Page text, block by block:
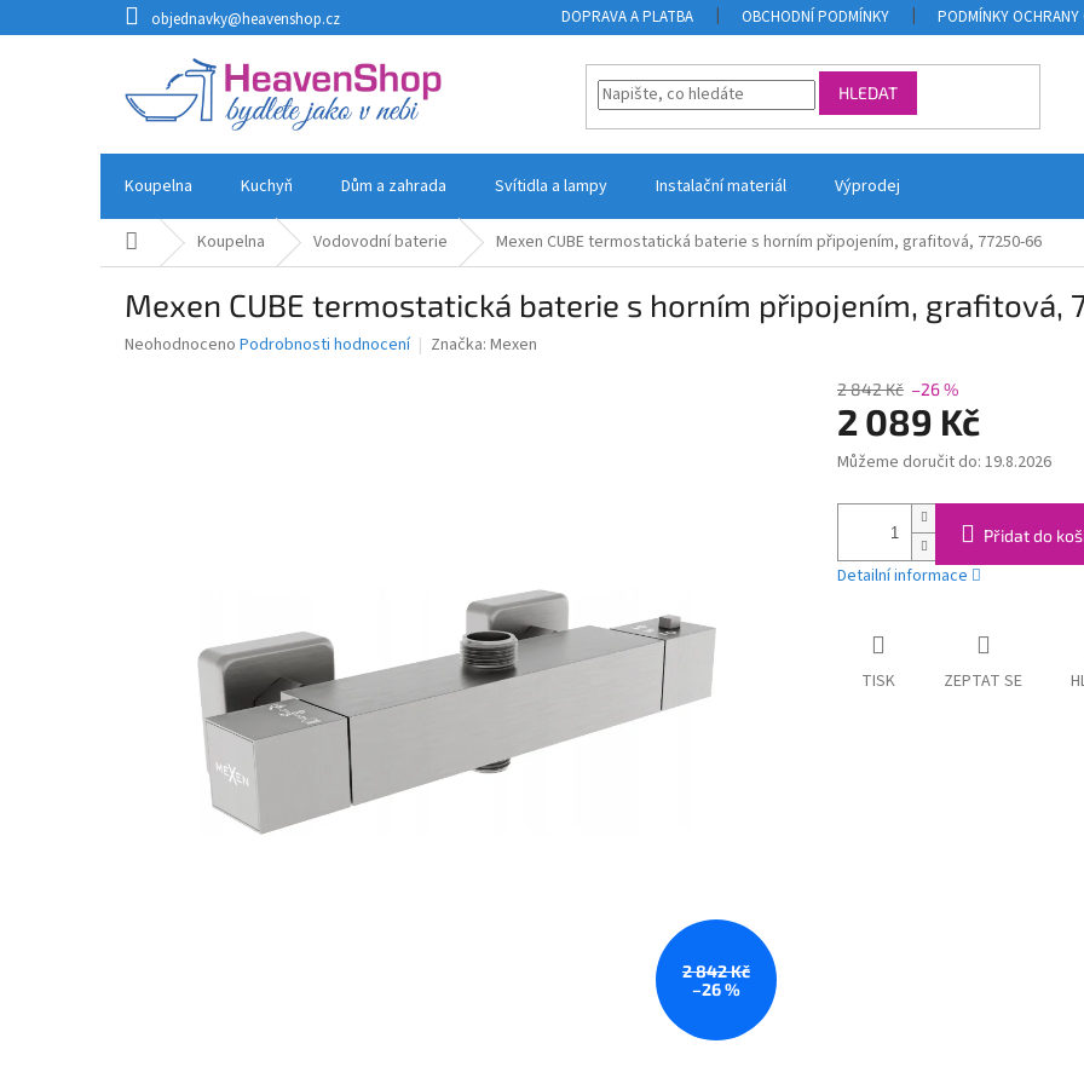
na
objednavky@heavenshop.cz DOPRAVA A PLATBA OBCHODNÍ PODMÍNKY PODMÍNKY OCHRANY
HLEDAT
Koupelna Kuchyň Dům a zahrada Svítidla a lampy Instalační materiál Výprodej
Domů Koupelna Vodovodní baterie Mexen CUBE termostatická baterie s horním připojením, grafitová, 77250-66
Mexen CUBE termostatická baterie s horním připojením, grafitová,
Průměrné
Neohodnoceno Podrobnosti hodnocení Značka: Mexen
2 842 Kč
–26 %
2 842 Kč –26 %
2 089 Kč
Měrná
Můžeme doručit do: 19.8.2026
Přidat do
Detailní informace
TISK ZEPTAT SE